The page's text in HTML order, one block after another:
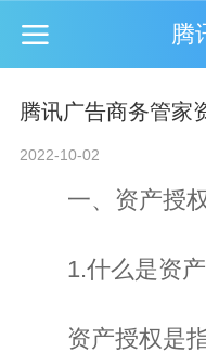
腾
腾讯广告商务管家
2022-10-02
一、资产授
1.什么是资产
资产授权是指